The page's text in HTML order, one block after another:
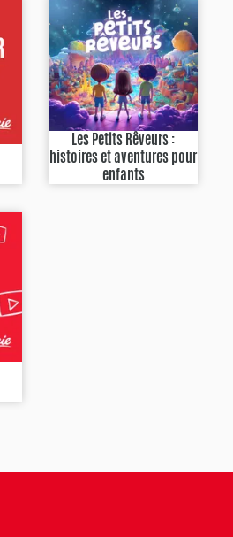
Les Petits Rêveurs :
histoires et aventures pour
enfants